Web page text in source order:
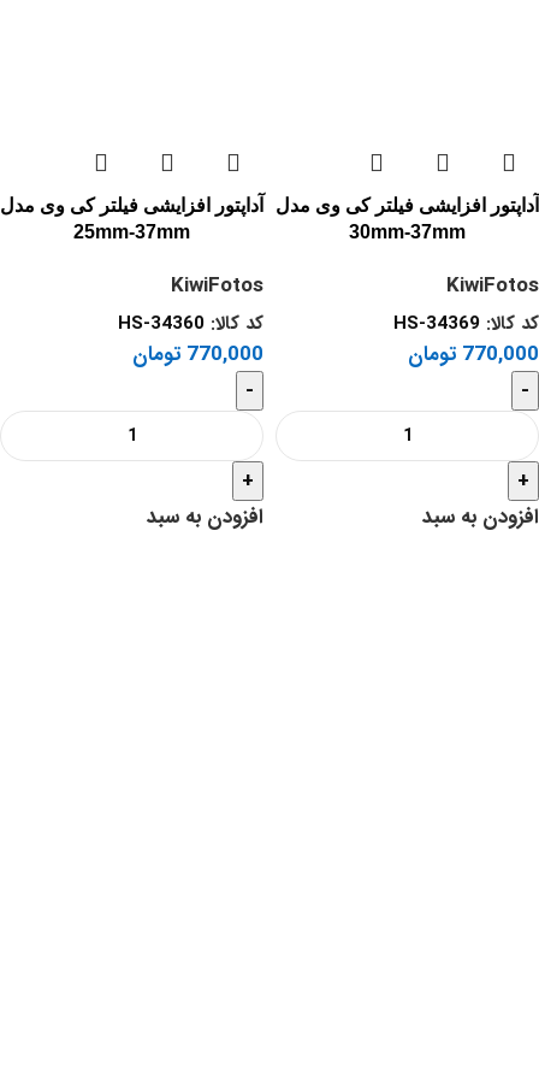
آداپتور افزایشی فیلتر کی وی مدل
30mm-37mm
KiwiFotos
کد کالا: HS-34369
770,000 تومان
-
+
افزودن به سبد
آداپتور افزایشی فیلتر کی وی مدل
25mm-37mm
KiwiFotos
کد کالا: HS-34360
770,000 تومان
-
+
افزودن به سبد